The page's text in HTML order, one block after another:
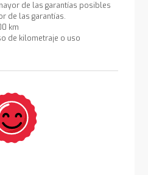
de las garantías posibles
de las garantías.
km
de kilometraje o uso